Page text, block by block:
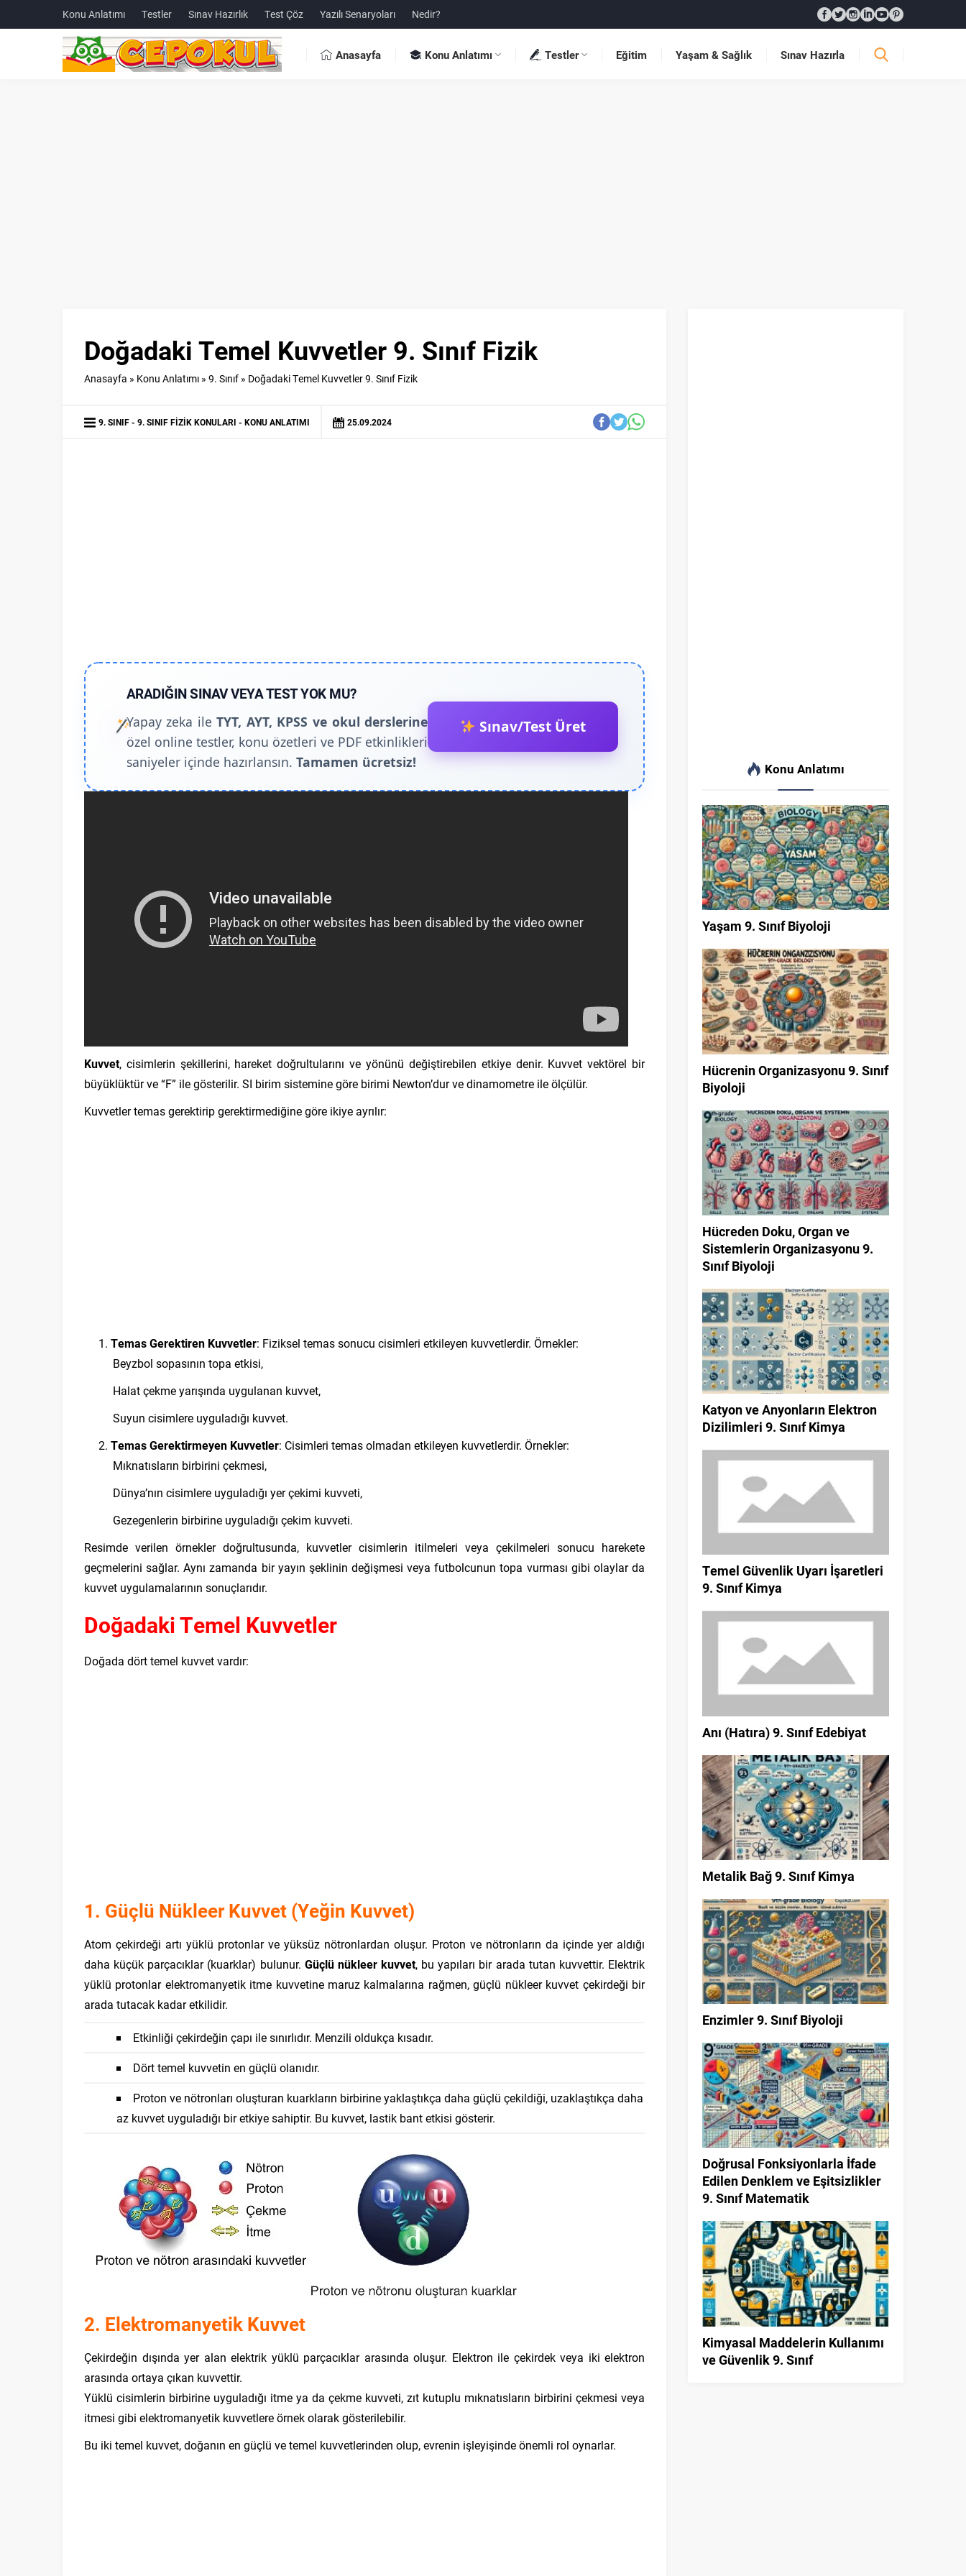
Konu Anlatımı Testler Sınav Hazırlık Test Çöz Yazılı Senaryoları Nedir?
Anasayfa Konu Anlatımı Testler Eğitim Yaşam & Sağlık Sınav Hazırla
Doğadaki Temel Kuvvetler 9. Sınıf Fizik
Anasayfa » Konu Anlatımı » 9. Sınıf » Doğadaki Temel Kuvvetler 9. Sınıf Fizik
9. SINIF 9. SINIF FIZIK KONULARI KONU ANLATIMI 25.09.2024
ARADIĞIN SINAV VEYA TEST YOK MU?
Yapay zeka ileTYT, AYT, KPSS ve okul derslerine
özel online testler, konu özetleri ve PDF etkinlikleri
saniyeler içinde hazırlansın. Tamamen ücretsiz!
Sınav/Test Üret
Kuvvet, cisimlerin şekillerini, hareket doğrultularını ve yönünü değiştirebilen etkiye denir. Kuvvet vektörel bir
büyüklüktür ve “F” ile gösterilir. SI birim sistemine göre birimi Newton’dur ve dinamometre ile ölçülür.
Kuvvetler temas gerektirip gerektirmediğine göre ikiye ayrılır:
Temas Gerektiren Kuvvetler: Fiziksel temas sonucu cisimleri etkileyen kuvvetlerdir. Örnekler:
Beyzbol sopasının topa etkisi,
Halat çekme yarışında uygulanan kuvvet,
Suyun cisimlere uyguladığı kuvvet.
Temas Gerektirmeyen Kuvvetler: Cisimleri temas olmadan etkileyen kuvvetlerdir. Örnekler:
Mıknatısların birbirini çekmesi,
Dünya’nın cisimlere uyguladığı yer çekimi kuvveti,
Gezegenlerin birbirine uyguladığı çekim kuvveti.
Resimde verilen örnekler doğrultusunda, kuvvetler cisimlerin itilmeleri veya çekilmeleri sonucu harekete
geçmelerini sağlar. Aynı zamanda bir yayın şeklinin değişmesi veya futbolcunun topa vurması gibi olaylar da
kuvvet uygulamalarının sonuçlarıdır.
Doğadaki Temel Kuvvetler
Doğada dört temel kuvvet vardır:
1. Güçlü Nükleer Kuvvet (Yeğin Kuvvet)
Atom çekirdeği artı yüklü protonlar ve yüksüz nötronlardan oluşur. Proton ve nötronların da içinde yer aldığı
daha küçük parçacıklar (kuarklar) bulunur. Güçlü nükleer kuvvet, bu yapıları bir arada tutan kuvvettir. Elektrik
yüklü protonlar elektromanyetik itme kuvvetine maruz kalmalarına rağmen, güçlü nükleer kuvvet çekirdeği bir
arada tutacak kadar etkilidir.
Etkinliği çekirdeğin çapı ile sınırlıdır. Menzili oldukça kısadır.
Dört temel kuvvetin en güçlü olanıdır.
Proton ve nötronları oluşturan kuarkların birbirine yaklaştıkça daha güçlü çekildiği, uzaklaştıkça daha
az kuvvet uyguladığı bir etkiye sahiptir. Bu kuvvet, lastik bant etkisi gösterir.
2. Elektromanyetik Kuvvet
Çekirdeğin dışında yer alan elektrik yüklü parçacıklar arasında oluşur. Elektron ile çekirdek veya iki elektron
arasında ortaya çıkan kuvvettir.
Yüklü cisimlerin birbirine uyguladığı itme ya da çekme kuvveti, zıt kutuplu mıknatısların birbirini çekmesi veya
itmesi gibi elektromanyetik kuvvetlere örnek olarak gösterilebilir.
Bu iki temel kuvvet, doğanın en güçlü ve temel kuvvetlerinden olup, evrenin işleyişinde önemli rol oynarlar.
Konu Anlatımı
Yaşam 9. Sınıf Biyoloji
Hücrenin Organizasyonu 9. Sınıf
Biyoloji
Hücreden Doku, Organ ve
Sistemlerin Organizasyonu 9.
Sınıf Biyoloji
Katyon ve Anyonların Elektron
Dizilimleri 9. Sınıf Kimya
Temel Güvenlik Uyarı İşaretleri
9. Sınıf Kimya
Anı (Hatıra) 9. Sınıf Edebiyat
Metalik Bağ 9. Sınıf Kimya
Enzimler 9. Sınıf Biyoloji
Doğrusal Fonksiyonlarla İfade
Edilen Denklem ve Eşitsizlikler
9. Sınıf Matematik
Kimyasal Maddelerin Kullanımı
ve Güvenlik 9. Sınıf